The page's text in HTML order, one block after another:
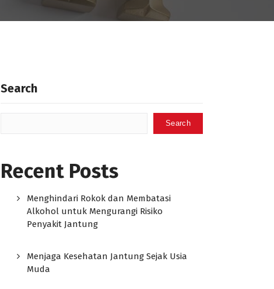
Search
Search
Recent Posts
Menghindari Rokok dan Membatasi
Alkohol untuk Mengurangi Risiko
Penyakit Jantung
Menjaga Kesehatan Jantung Sejak Usia
Muda